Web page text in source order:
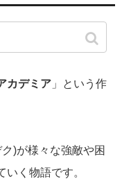
カデミア 」という作
)が様々な強敵や困
く物語です。